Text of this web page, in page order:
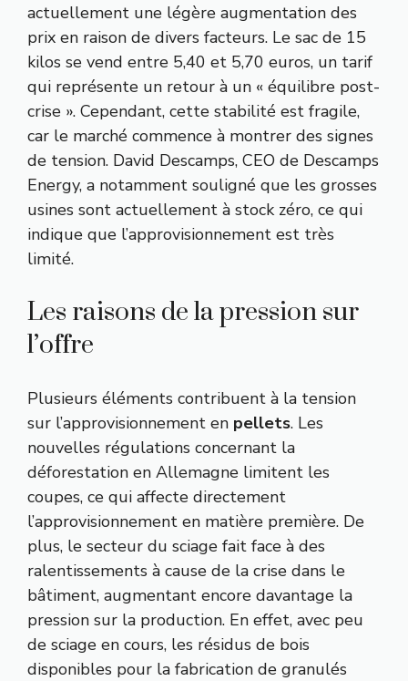
actuellement une légère augmentation des
prix en raison de divers facteurs. Le sac de 15
kilos se vend entre 5,40 et 5,70 euros, un tarif
qui représente un retour à un « équilibre post-
crise ». Cependant, cette stabilité est fragile,
car le marché commence à montrer des signes
de tension. David Descamps, CEO de Descamps
Energy, a notamment souligné que les grosses
usines sont actuellement à stock zéro, ce qui
indique que l’approvisionnement est très
limité.
Les raisons de la pression sur
l’offre
Plusieurs éléments contribuent à la tension
sur l’approvisionnement en pellets. Les
nouvelles régulations concernant la
déforestation en Allemagne limitent les
coupes, ce qui affecte directement
l’approvisionnement en matière première. De
plus, le secteur du sciage fait face à des
ralentissements à cause de la crise dans le
bâtiment, augmentant encore davantage la
pression sur la production. En effet, avec peu
de sciage en cours, les résidus de bois
disponibles pour la fabrication de granulés